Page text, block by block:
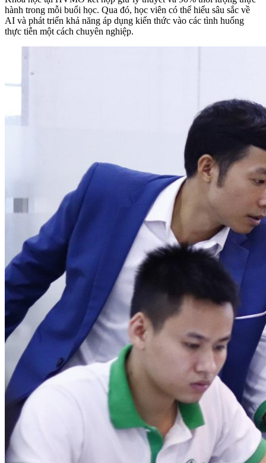
hành trong mỗi buổi học. Qua đó, học viên có thể hiểu sâu sắc về
AI và phát triển khả năng áp dụng kiến thức vào các tình huống
thực tiễn một cách chuyên nghiệp.